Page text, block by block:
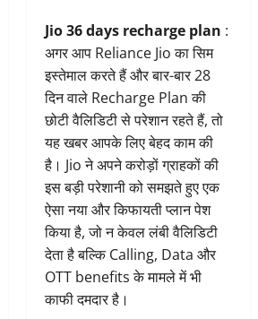
Jio 36 days recharge plan :
अगर आप Reliance Jio का सिम
इस्तेमाल करते हैं और बार-बार 28
दिन वाले Recharge Plan की
छोटी वैलिडिटी से परेशान रहते हैं, तो
यह खबर आपके लिए बेहद काम की
है। Jio ने अपने करोड़ों ग्राहकों की
इस बड़ी परेशानी को समझते हुए एक
ऐसा नया और किफायती प्लान पेश
किया है, जो न केवल लंबी वैलिडिटी
देता है बल्कि Calling, Data और
OTT benefits के मामले में भी
काफी दमदार है।